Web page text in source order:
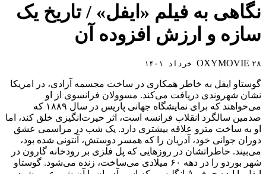
نگاهی به فیلم «ایفل» / تاریخ یک
سازه و ارزش افزوده آن
OXYMOVIE ۲۸ خرداد ۱۴۰۱
گوستاو ایفل به خاطر همکاری در ساخت مجسمه آزادی، در امریکا
نشان شهروندی دریافت می‌کند. مسوولان فرانسوی از او
می‌خواهند که برای نمایشگاه جهانی پاریس در سال ۱۸۸۹ که
صدمین سالگرد انقلاب فرانسه است، اثر حیرت‌انگیزی خلق کند، اما
او به ساخت مترو علاقه بیشتری دارد. یک شب در مراسمی عشق
دوران جوانی خود، آدریان را که همسر دوستش، آنتونی شده بود،
می‌بیند. خاطراتشان در روزهایی که پل فلزی بر رودخانه گارون در
شهر بوردو را در دهه ۶۰ میلادی می‌ساخت، زنده می‌شود. گوستاو